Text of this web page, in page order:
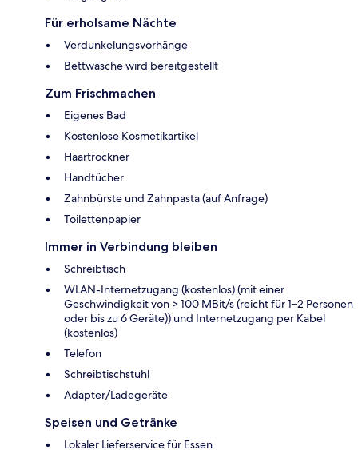
Für erholsame Nächte
Verdunkelungsvorhänge
Bettwäsche wird bereitgestellt
Zum Frischmachen
Eigenes Bad
Kostenlose Kosmetikartikel
Haartrockner
Handtücher
Zahnbürste und Zahnpasta (auf Anfrage)
Toilettenpapier
Immer in Verbindung bleiben
Schreibtisch
WLAN-Internetzugang (kostenlos) (mit einer
Geschwindigkeit von > 100 MBit/s (reicht für 1–2 Personen
oder bis zu 6 Geräte)) und Internetzugang per Kabel
(kostenlos)
Telefon
Schreibtischstuhl
Adapter/Ladegeräte
Speisen und Getränke
Lokaler Lieferservice für Essen